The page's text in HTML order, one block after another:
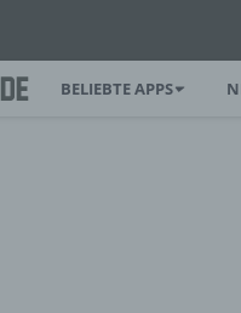
BELIEBTE APPS